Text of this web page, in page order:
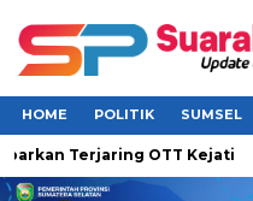
HOME POLITIK SUMSEL
Terjaring OTT Kejati